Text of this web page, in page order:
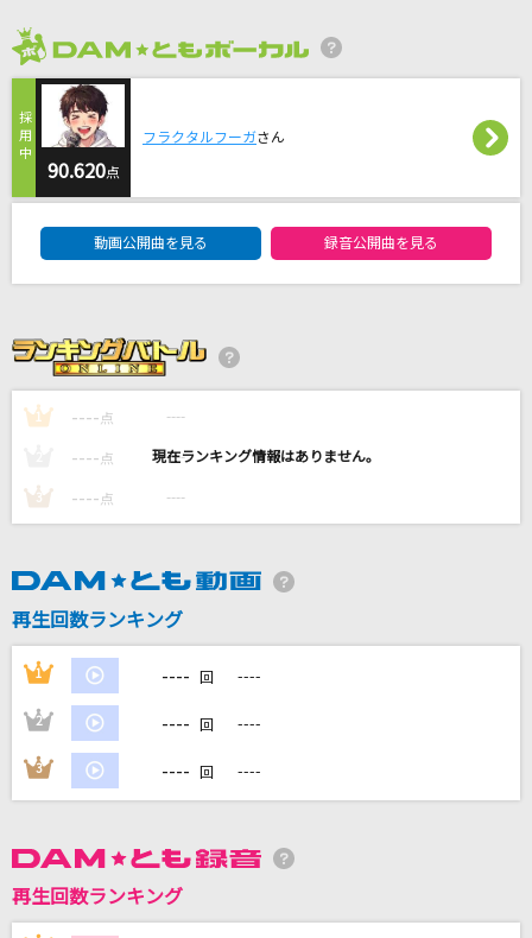
オフコース
奏(かなで)
スキマスイッチ
LOVE AFFAIR～秘密のデート
もっと見る
DAMの新曲・ランキングなど
DAMに会員登録・ログインして
自宅でカラオケ歌い放題！
90.620点
フラクタルフーガさん
動画公開曲を見る 録音公開曲を見る
1 ---- 点 ----
---- 点 ----
3 ---- 点 ----
再生回数ランキング
1 ---- 回 ----
2 ---- 回 ----
3 ---- 回 ----
再生回数ランキング